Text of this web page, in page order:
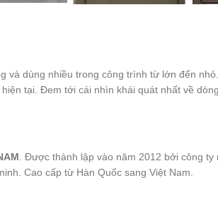
dùng nhiều trong công trình từ lớn đến
tại. Đem tới cái nhìn khái quát nhất về
. Được thành lập vào năm 2012 bởi công
Cao cấp từ Hàn Quốc sang Việt Nam.